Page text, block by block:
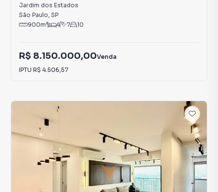
Jardim dos Estados
São Paulo, SP
900m² 4 7 10
R$ 8.150.000,00Venda
IPTU R$ 4.506,57